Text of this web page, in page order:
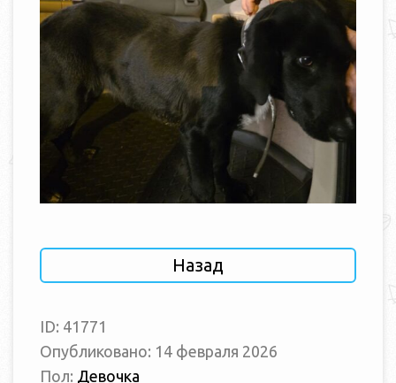
Назад
ID: 41771
Опубликовано: 14 февраля 2026
Пол: Девочка